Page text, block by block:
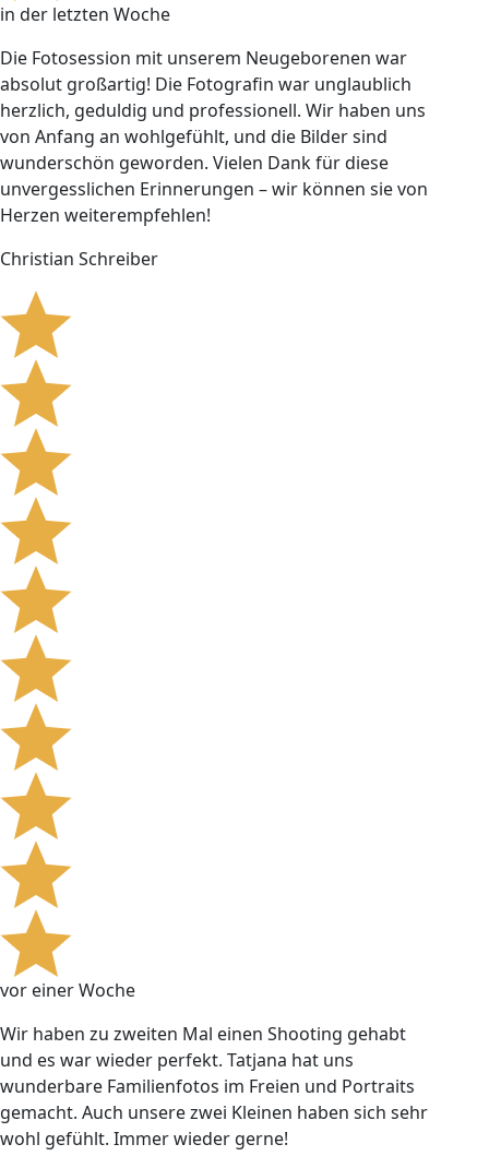
in der letzten Woche
Die Fotosession mit unserem Neugeborenen war
absolut großartig! Die Fotografin war unglaublich
herzlich, geduldig und professionell. Wir haben uns
von Anfang an wohlgefühlt, und die Bilder sind
wunderschön geworden. Vielen Dank für diese
unvergesslichen Erinnerungen – wir können sie von
Herzen weiterempfehlen!
Christian Schreiber
vor einer Woche
Wir haben zu zweiten Mal einen Shooting gehabt
und es war wieder perfekt. Tatjana hat uns
wunderbare Familienfotos im Freien und Portraits
gemacht. Auch unsere zwei Kleinen haben sich sehr
wohl gefühlt. Immer wieder gerne!